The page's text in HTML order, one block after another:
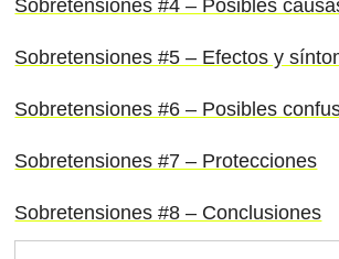
Sobretensiones #4 – Posibles
Sobretensiones #5 – Efectos y
Sobretensiones #6 – Posibles
Sobretensiones #7 – Protecciones
Sobretensiones #8 – Conclusiones